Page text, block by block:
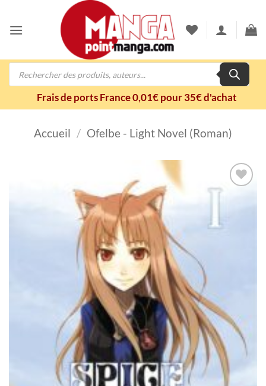
contenu
Recherche
Frais de ports France 0,01€ pour 35€ d'achat
Accueil / Ofelbe - Light Novel (Roman)